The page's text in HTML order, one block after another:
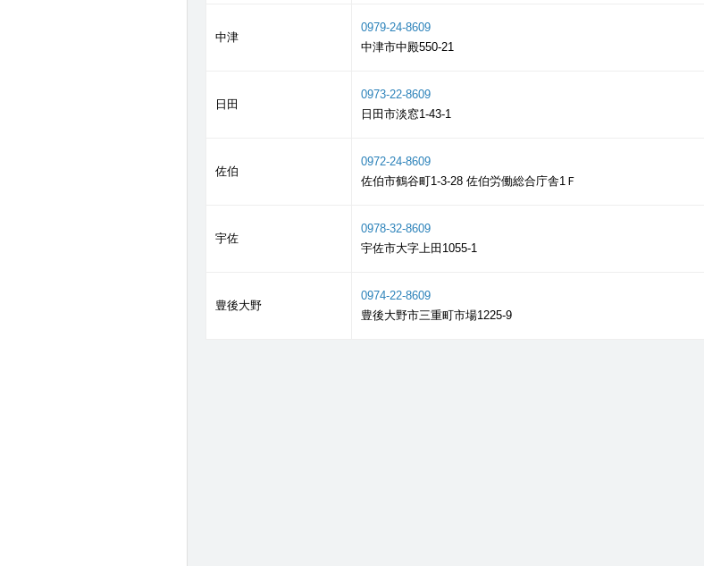
中津
0979-24-8609
中津市中殿550-21
日田
0973-22-8609
日田市淡窓1-43-1
佐伯
0972-24-8609
佐伯市鶴谷町1-3-28 佐伯労働総合庁舎1Ｆ
宇佐
0978-32-8609
宇佐市大字上田1055-1
豊後大野
0974-22-8609
豊後大野市三重町市場1225-9